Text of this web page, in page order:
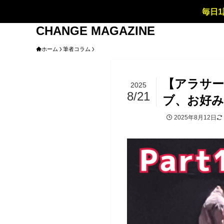
毎日
CHANGE MAGAZINE
ホーム 筆者コラム
【アラサ
ブ、お好
2025
8/21
2025年8月12日